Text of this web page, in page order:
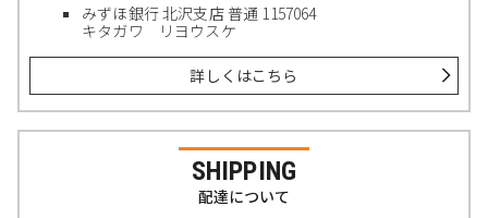
みずほ銀行 北沢支店 普通 1157064
キタガワ リヨウスケ
詳しくはこちら
SHIPPING
配達について